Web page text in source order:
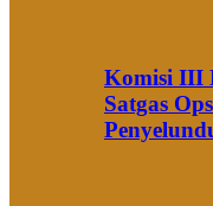
Komisi III
Satgas